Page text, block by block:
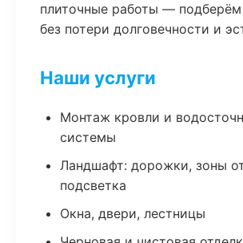
плиточные работы —
без потери долговечности и
Наши услуги
Монтаж кровли и
системы
Ландшафт: дорожки, зоны
подсветка
Окна, двери, лестницы